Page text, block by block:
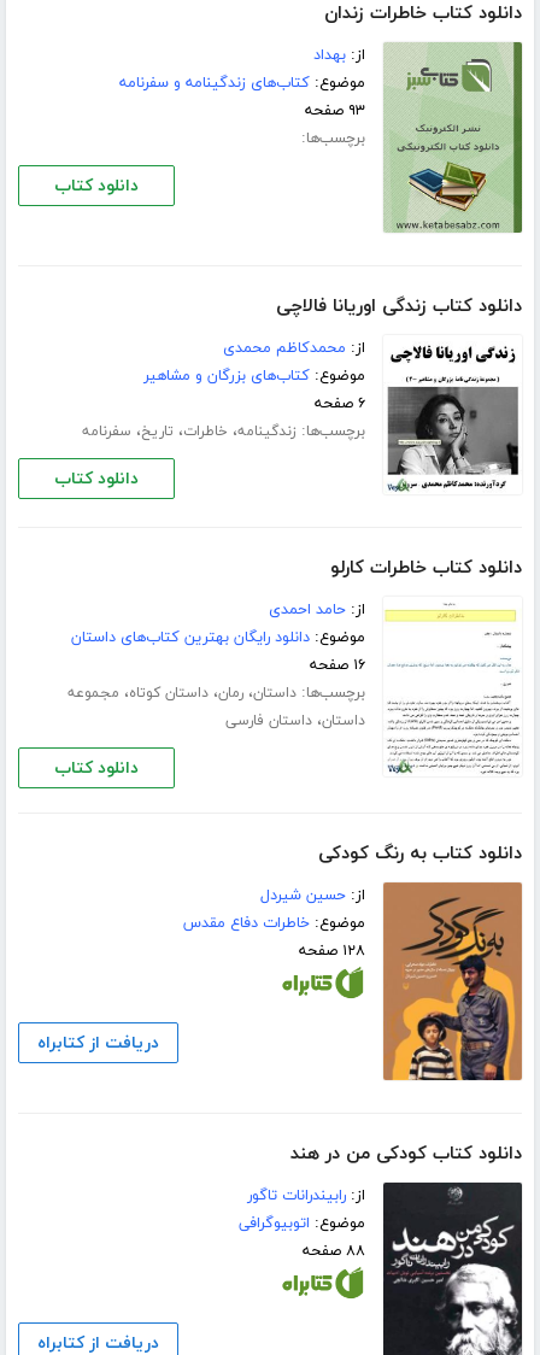
دانلود کتاب خاطرات زندان
از:بهداد
موضوع:کتاب‌های زندگینامه و سفرنامه
۹۳ صفحه
برچسب‌ها:
دانلود کتاب
دانلود کتاب زندگی اوریانا فالاچی
از: محمدکاظم محمدی
موضوع:کتاب‌های بزرگان و مشاهیر
۶ صفحه
برچسب‌ها: زندگینامه، خاطرات، تاریخ، سفرنامه
دانلود کتاب
دانلود کتاب خاطرات کارلو
از:حامد احمدی
موضوع:دانلود رایگان بهترین کتاب‌های داستان
۱۶ صفحه
برچسب‌ها:داستان،رمان،داستان کوتاه، مجموعه
داستان،داستان فارسی
دانلود کتاب
دانلود کتاب به رنگ کودکی
از:حسین شیردل
موضوع:خاطرات دفاع مقدس
۱۲۸ صفحه
دریافت از کتابراه
دانلود کتاب کودکی من در هند
از:رابیندرانات تاگور
موضوع: اتوبیوگرافی
۸۸ صفحه
دریافت از کتابراه